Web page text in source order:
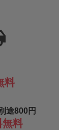
料
途800円
無料